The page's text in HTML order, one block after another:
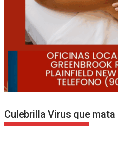
Culebrilla Virus que mata